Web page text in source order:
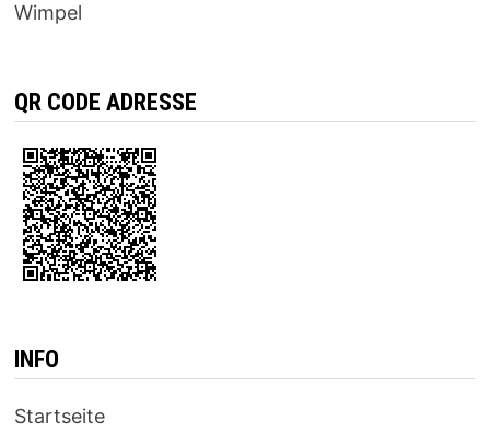
Wimpel
QR CODE ADRESSE
INFO
Startseite